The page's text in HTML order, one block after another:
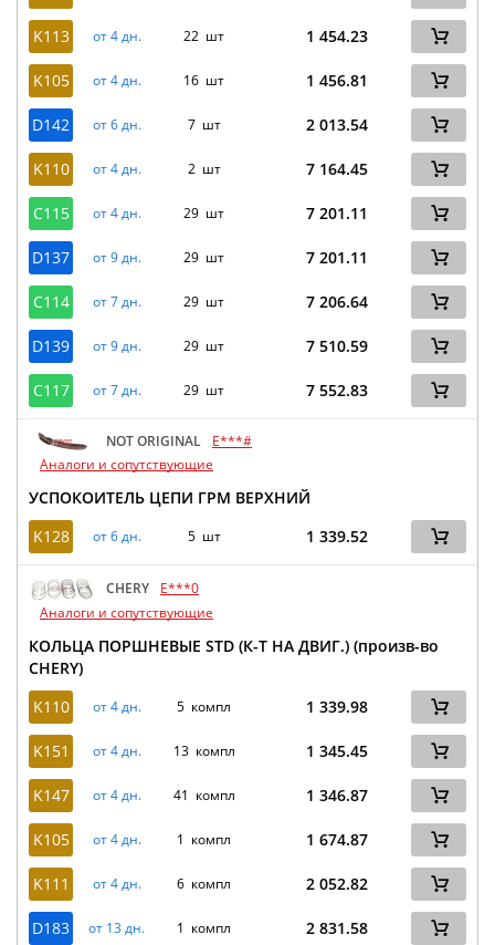
K113 от 4 дн. 22 шт 1 454.23
K105 от 4 дн. 16 шт 1 456.81
D142 от 6 дн. 7 шт 2 013.54
K110 от 4 дн. 2 шт 7 164.45
C115 от 4 дн. 29 шт 7 201.11
D137 от 9 дн. 29 шт 7 201.11
C114 от 7 дн. 29 шт 7 206.64
D139 от 9 дн. 29 шт 7 510.59
C117 от 7 дн. 29 шт 7 552.83
NOT ORIGINAL
E***#
Аналоги и сопутствующие
УСПОКОИТЕЛЬ ЦЕПИ ГРМ ВЕРХНИЙ
K128
от 6 дн. 5 шт 1 339.52
CHERY
E***0
Аналоги и сопутствующие
КОЛЬЦА ПОРШНЕВЫЕ STD (К-Т НА ДВИГ.) (произв-во
CHERY)
K110
от 4 дн. 5 компл 1 339.98
K151 от 4 дн. 13 компл 1 345.45
K147 от 4 дн. 41 компл 1 346.87
K105 от 4 дн. 1 компл 1 674.87
K111 от 4 дн. 6 компл 2 052.82
D183 от 13 дн. 1 компл 2 831.58